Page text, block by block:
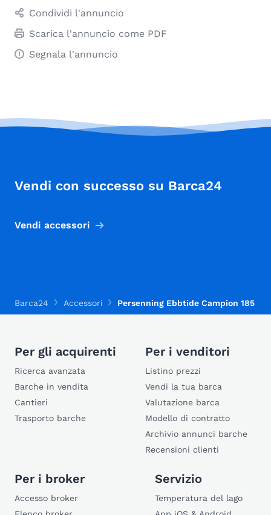
Condividi l'annuncio
Scarica l'annuncio come PDF
Segnala l'annuncio
Vendi con successo su Barca24
Vendi accessori
Barca24 Accessori Persenning Ebbtide Campion 185
Per gli acquirenti
Ricerca avanzata
Barche in vendita
Cantieri
Trasporto barche
Per i venditori
Listino prezzi
Vendi la tua barca
Valutazione barca
Modello di contratto
Archivio annunci barche
Recensioni clienti
Per i broker
Accesso broker
Servizio
Temperatura del lago